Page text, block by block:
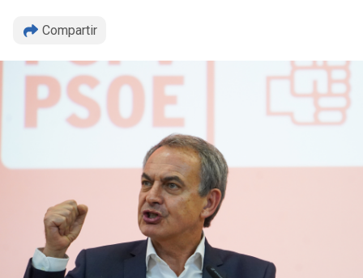
Compartir